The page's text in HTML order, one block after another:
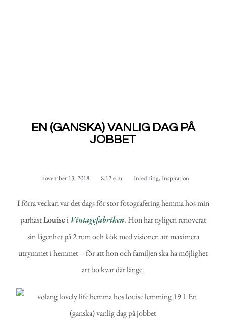
EN (GANSKA) VANLIG DAG PÅ
JOBBET
november 13, 2018 8:12 e m Inredning,Inspiration
I förra veckan var det dags för stor fotografering hemma hos min
parhästLouisei Vintagefabriken. Hon har nyligen renoverat
sin lägenhet på 2 rum och kök med visionen att maximera
utrymmet i hemmet – för att hon och familjen ska ha möjlighet
att bo kvar där länge.